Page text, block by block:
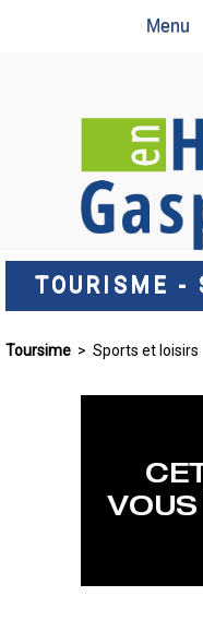
Menu
TOURISME -
Toursime > Sports et loisirs